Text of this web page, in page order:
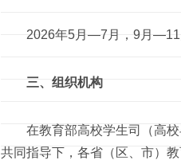
2026年5月—7月，9月—11
三、组织机构
在教育部高校学生司（高校
共同指导下，各省（区、市）